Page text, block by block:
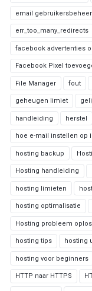
email gebruikersbeheer
err_too_many_redirects
facebook advertenties
Facebook Pixel
File Manager fout
geheugen limiet
handleiding herstel
hoe e-mail instellen op
hosting backup
Hosting handleiding
hosting limieten
hosting optimalisatie
Hosting probleem
hosting tips hosting
hosting voor beginners
HTTP naar HTTPS